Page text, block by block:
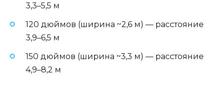
3,3–5,5 м
120 дюймов (ширина ~2,6 м) — расстояние
3,9–6,5 м
150 дюймов (ширина ~3,3 м) — расстояние
4,9–8,2 м